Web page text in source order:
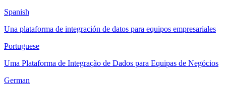
Spanish
Una plataforma de integración de datos para equipos empresariales
Portuguese
Uma Plataforma de Integração de Dados para Equipas de Negócios
German